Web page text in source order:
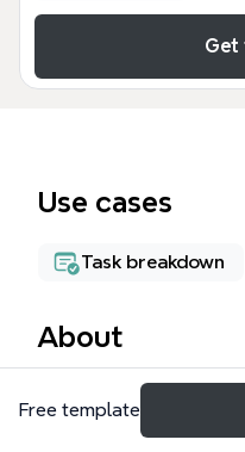
Get
Use cases
Task breakdown
About
Поднебесная — это
управления
Free template